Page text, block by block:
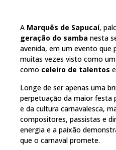
A Marquês de Sapucaí,
geração do samba nesta
avenida, em um evento que
muitas vezes visto como
como celeiro de talentos
Longe de ser apenas uma
perpetuação da maior festa
e da cultura carnavalesca,
compositores, passistas e
energia e a paixão
que o carnaval promete.